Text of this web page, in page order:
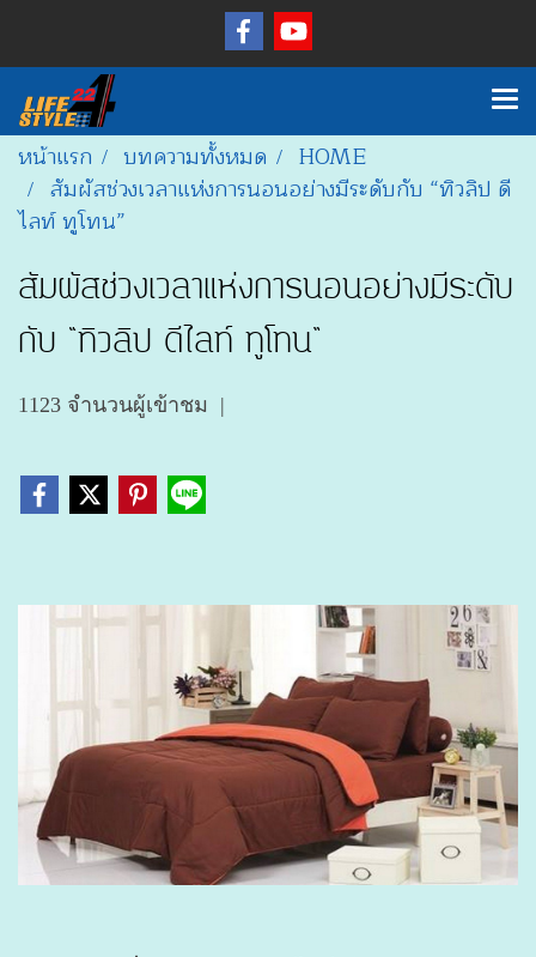
หน้าแรก บทความทั้งหมด
HOME
สัมผัสช่วงเวลาแห่งการนอนอย่างมีระดับกับ “ทิวลิป ดี
ไลท์ ทูโทน”
สัมผัสช่วงเวลาแห่งการนอนอย่างมีระดับ
กับ “ทิวลิป ดีไลท์ ทูโทน”
1123 จำนวนผู้เข้าชม |